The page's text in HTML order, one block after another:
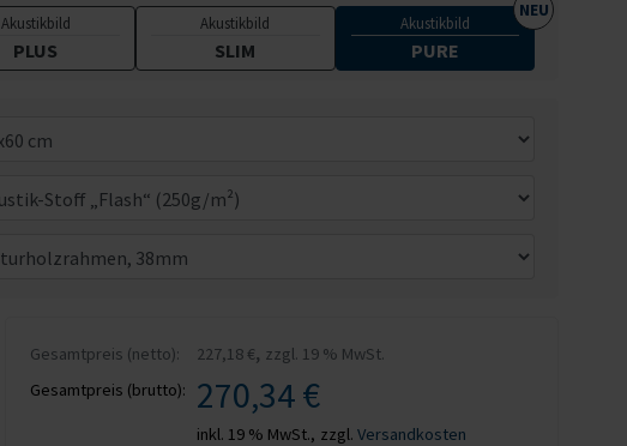
Akustikbild
PLUS
Akustikbild
SLIM
Akustikbild
PURE
Gesamtpreis (netto): 227,18 €, zzgl. 19 % MwSt.
Gesamtpreis (brutto):
270,34 €
inkl. 19 % MwSt., zzgl. Versandkosten